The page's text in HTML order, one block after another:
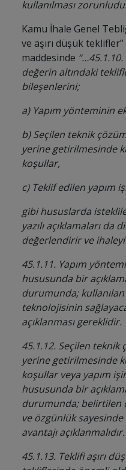
kullanılması
Kamu İhale Genel
ve aşırı düşük teklifler”
maddesinde
değerin altındaki
bileşenlerini;
a) Yapım yönteminin
b) Seçilen teknik
yerine getirilmesinde
koşullar,
c) Teklif edilen yapım
gibi hususlarda
yazılı açıklamaları
değerlendirir ve ihaleyi
45.1.11. Yapım
hususunda bir
durumunda;
teknolojisinin
açıklanması gereklidir.
45.1.12. Seçilen teknik
yerine getirilmesinde
koşullar veya yapım
hususunda bir
durumunda; belirtilen
ve özgünlük
avantajı açıklanmalıdır.
45.1.13. Teklifi aşırı